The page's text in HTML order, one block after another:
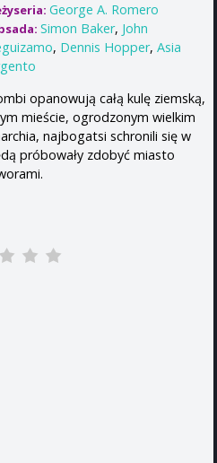
George A. Romero
Simon Baker, John
, Dennis Hopper, Asia
opanowują całą kulę ziemską,
mieście, ogrodzonym wielkim
najbogatsi schronili się w
próbowały zdobyć miasto